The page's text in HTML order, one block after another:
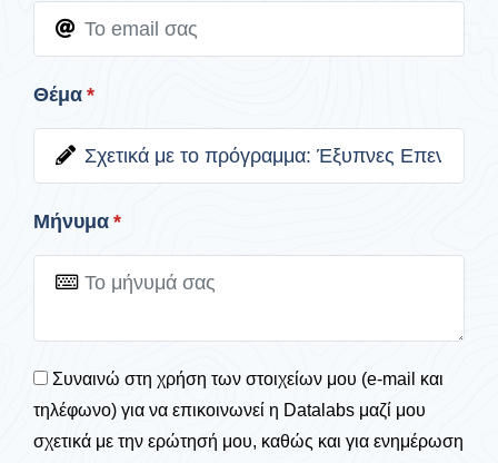
Θέμα *
Μήνυμα *
Συναινώ στη χρήση των στοιχείων μου (e-mail και
τηλέφωνο) για να επικοινωνεί η Datalabs μαζί μου
σχετικά με την ερώτησή μου, καθώς και για ενημέρωση